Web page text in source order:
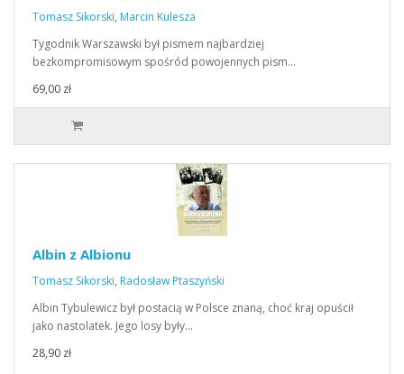
Tomasz Sikorski, Marcin Kulesza
Tygodnik Warszawski był pismem najbardziej
bezkompromisowym spośród powojennych pism…
69,00 zł
Albin z Albionu
Tomasz Sikorski, Radosław Ptaszyński
Albin Tybulewicz był postacią w Polsce znaną, choć kraj opuścił
jako nastolatek. Jego losy były…
28,90 zł